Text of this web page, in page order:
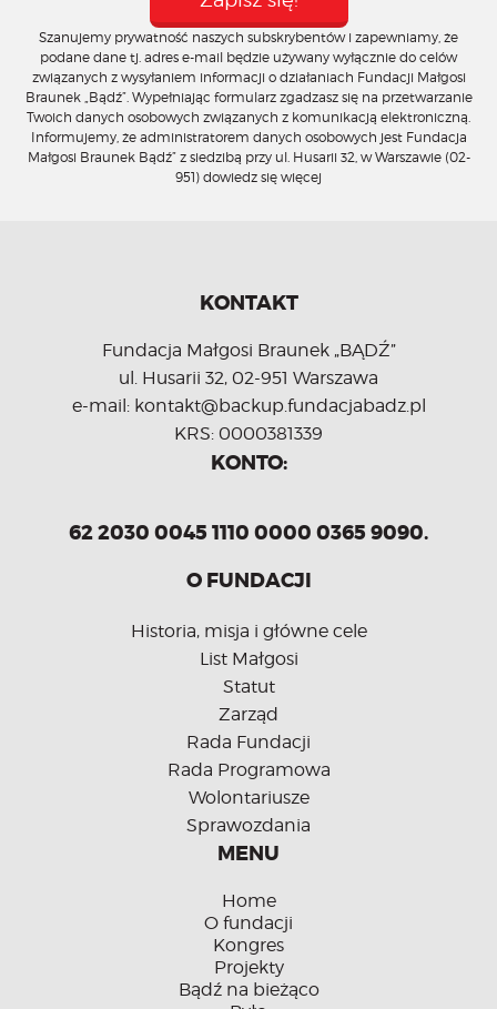
Szanujemy prywatność naszych subskrybentów i zapewniamy, że
podane dane tj. adres e-mail będzie używany wyłącznie do celów
związanych z wysyłaniem informacji o działaniach Fundacji Małgosi
Braunek „Bądź”. Wypełniając formularz zgadzasz się na przetwarzanie
Twoich danych osobowych związanych z komunikacją elektroniczną.
Informujemy, że administratorem danych osobowych jest Fundacja
Małgosi Braunek Bądź” z siedzibą przy ul. Husarii 32, w Warszawie (02-
951) dowiedz się więcej
KONTAKT
Fundacja Małgosi Braunek „BĄDŹ”
ul. Husarii 32, 02-951 Warszawa
e-mail: kontakt@backup.fundacjabadz.pl
KRS: 0000381339
KONTO:
62 2030 0045 1110 0000 0365 9090.
O FUNDACJI
Historia, misja i główne cele
List Małgosi
Statut
Zarząd
Rada Fundacji
Rada Programowa
Wolontariusze
Sprawozdania
MENU
Home
O fundacji
Kongres
Projekty
Bądź na bieżąco